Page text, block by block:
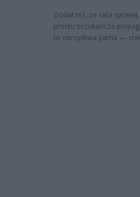
Dodał też, że cała
prostu oszukańcza
to obrzydliwa partia —